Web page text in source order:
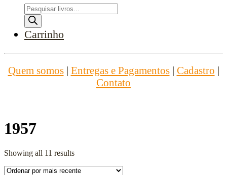
Pesquisar
produtos
Carrinho
Quem somos| Entregas e Pagamentos| Cadastro |
Contato
1957
Showing all 11 results